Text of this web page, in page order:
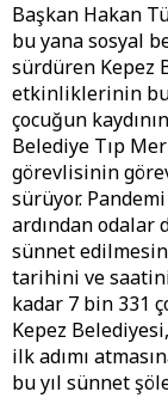
Başkan Hakan
bu yana sosyal
sürdüren Kepez
etkinliklerinin bu
çocuğun
Belediye Tıp
görevlisinin
sürüyor.
ardından odalar
sünnet
tarihini ve
kadar 7 bin 331
Kepez
ilk adımı
bu yıl sünnet